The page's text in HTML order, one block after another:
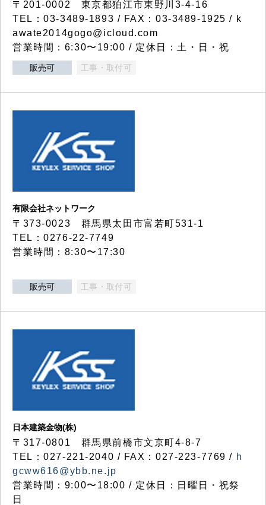
〒201-0002 東京都狛江市東野川3-4-16
TEL：03-3489-1893 / FAX：03-3489-1925 / k
awate2014gogo@icloud.com
営業時間：6:30〜19:00 / 定休日：土・日・祝
販売可 工事・取付可
有限会社ネットワーク
〒373-0023 群馬県太田市富若町531-1
TEL：0276-22-7749
営業時間：8:30〜17:30
販売可 工事・取付可
日本建築金物(株)
〒317‐0801 群馬県前橋市文京町4-8-7
TEL：027-221-2040 / FAX：027-223-7769 / h
gcww616@ybb.ne.jp
営業時間：9:00〜18:00 / 定休日：日曜日・祝祭
日